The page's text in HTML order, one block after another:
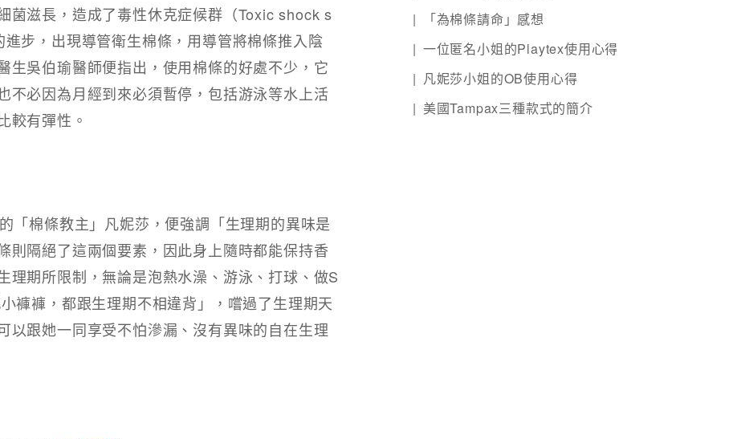
菌滋長，造成了毒性休克症候群（Toxic shock s
步，出現導管衛生棉條，用導管將棉條推入陰
生吳伯瑜醫師便指出，使用棉條的好處不少，它
不必因為月經到來必須暫停，包括游泳等水上活
較有彈性。
「棉條教主」凡妮莎，便強調「生理期的異味是
則隔絕了這兩個要素，因此身上隨時都能保持香
理期所限制，無論是泡熱水澡、游泳、打球、做S
褲褲，都跟生理期不相違背」，嚐過了生理期天
以跟她一同享受不怕滲漏、沒有異味的自在生理
「為棉條請命」感想
一位匿名小姐的Playtex使用心得
凡妮莎小姐的OB使用心得
美國Tampax三種款式的簡介